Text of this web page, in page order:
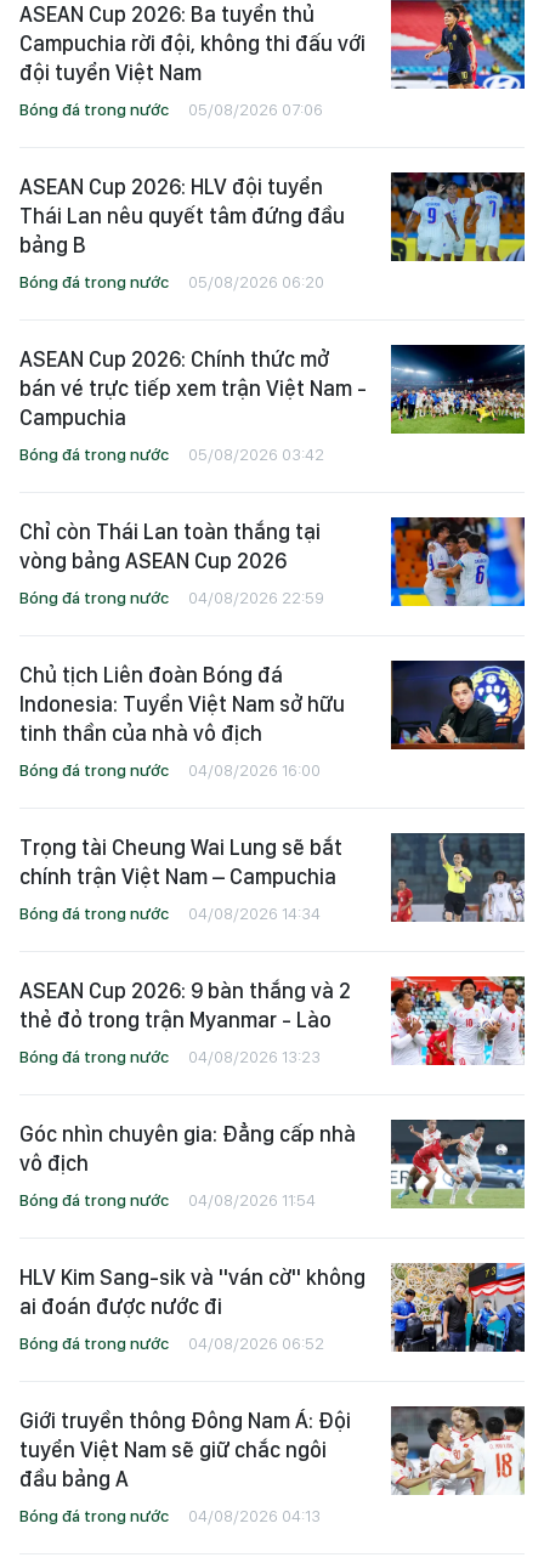
ASEAN Cup 2026: Ba tuyển thủ
Campuchia rời đội, không thi đấu với
đội tuyển Việt Nam
Bóng đá trong nước 05/08/2026 07:06
ASEAN Cup 2026: HLV đội tuyển
Thái Lan nêu quyết tâm đứng đầu
bảng B
Bóng đá trong nước 05/08/2026 06:20
ASEAN Cup 2026: Chính thức mở
bán vé trực tiếp xem trận Việt Nam -
Campuchia
Bóng đá trong nước 05/08/2026 03:42
Chỉ còn Thái Lan toàn thắng tại
vòng bảng ASEAN Cup 2026
Bóng đá trong nước 04/08/2026 22:59
Chủ tịch Liên đoàn Bóng đá
Indonesia: Tuyển Việt Nam sở hữu
tinh thần của nhà vô địch
Bóng đá trong nước 04/08/2026 16:00
Trọng tài Cheung Wai Lung sẽ bắt
chính trận Việt Nam – Campuchia
Bóng đá trong nước 04/08/2026 14:34
ASEAN Cup 2026: 9 bàn thắng và 2
thẻ đỏ trong trận Myanmar - Lào
Bóng đá trong nước 04/08/2026 13:23
Góc nhìn chuyên gia: Đẳng cấp nhà
vô địch
Bóng đá trong nước 04/08/2026 11:54
HLV Kim Sang-sik và "ván cờ" không
ai đoán được nước đi
Bóng đá trong nước 04/08/2026 06:52
Giới truyền thông Đông Nam Á: Đội
tuyển Việt Nam sẽ giữ chắc ngôi
đầu bảng A
Bóng đá trong nước 04/08/2026 04:13